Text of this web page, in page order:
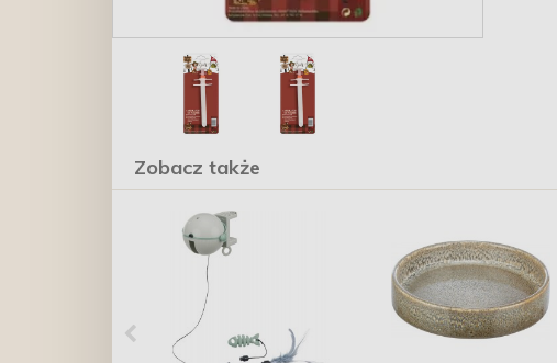
Zobacz także